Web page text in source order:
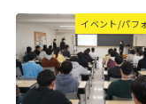
イベント/パフ